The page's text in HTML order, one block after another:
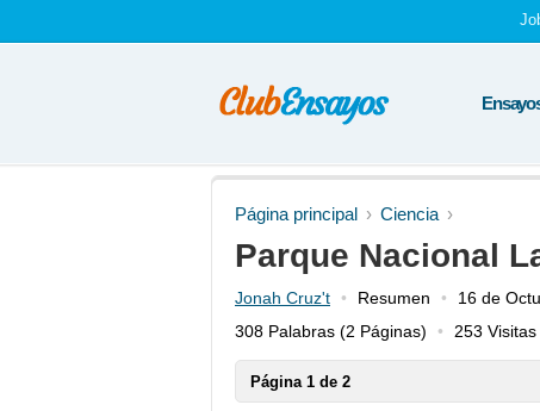
Página principal Ciencia
Parque Nacional
Jonah Cruz't Resumen
16 de
308 Palabras (2 Páginas) 253 Visitas
Página 1 de 2